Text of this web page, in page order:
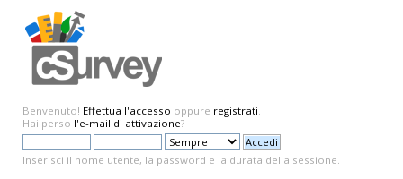
Benvenuto! Effettua l'accesso oppure registrati.
Hai perso l'e-mail di attivazione?
Inserisci il nome utente, la password e la durata della sessione.